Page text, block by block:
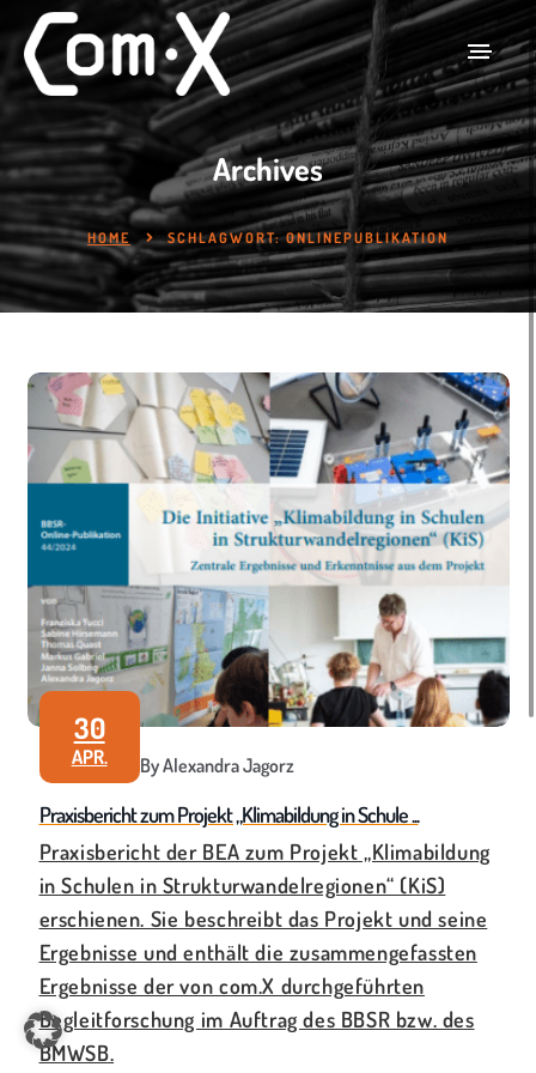
Archives
HOME SCHLAGWORT:ONLINEPUBLIKATION
30
APR. By Alexandra Jagorz
Praxisbericht zum Projekt „Klimabildung in Schule ...
Praxisbericht der BEA zum Projekt „Klimabildung
in Schulen in Strukturwandelregionen“ (KiS)
erschienen. Sie beschreibt das Projekt und seine
Ergebnisse und enthält die zusammengefassten
Ergebnisse der von com.X durchgeführten
Begleitforschung im Auftrag des BBSR bzw. des
BMWSB.